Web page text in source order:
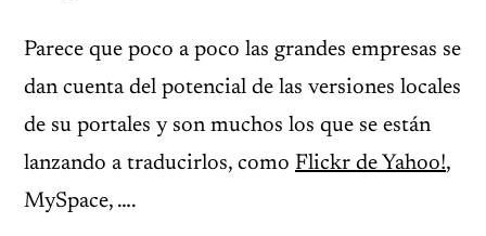
Parece que poco a poco las grandes empresas se
dan cuenta del potencial de las versiones locales
de su portales y son muchos los que se están
lanzando a traducirlos, como Flickr de Yahoo!,
MySpace, ….